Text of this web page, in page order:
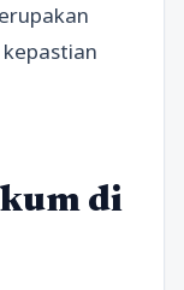
di